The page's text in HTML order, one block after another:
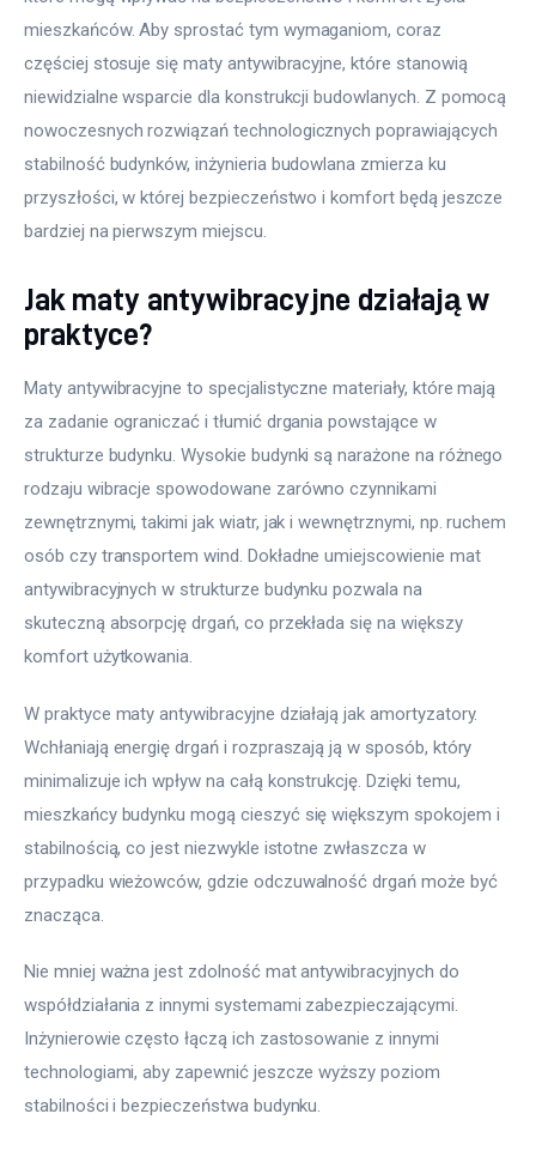
mieszkańców. Aby sprostać tym wymaganiom, coraz
częściej stosuje się maty antywibracyjne, które stanowią
niewidzialne wsparcie dla konstrukcji budowlanych. Z pomocą
nowoczesnych rozwiązań technologicznych poprawiających
stabilność budynków, inżynieria budowlana zmierza ku
przyszłości, w której bezpieczeństwo i komfort będą jeszcze
bardziej na pierwszym miejscu.
Jak maty antywibracyjne działają w
praktyce?
Maty antywibracyjne to specjalistyczne materiały, które mają
za zadanie ograniczać i tłumić drgania powstające w
strukturze budynku. Wysokie budynki są narażone na różnego
rodzaju wibracje spowodowane zarówno czynnikami
zewnętrznymi, takimi jak wiatr, jak i wewnętrznymi, np. ruchem
osób czy transportem wind. Dokładne umiejscowienie mat
antywibracyjnych w strukturze budynku pozwala na
skuteczną absorpcję drgań, co przekłada się na większy
komfort użytkowania.
W praktyce maty antywibracyjne działają jak amortyzatory.
Wchłaniają energię drgań i rozpraszają ją w sposób, który
minimalizuje ich wpływ na całą konstrukcję. Dzięki temu,
mieszkańcy budynku mogą cieszyć się większym spokojem i
stabilnością, co jest niezwykle istotne zwłaszcza w
przypadku wieżowców, gdzie odczuwalność drgań może być
znacząca.
Nie mniej ważna jest zdolność mat antywibracyjnych do
współdziałania z innymi systemami zabezpieczającymi.
Inżynierowie często łączą ich zastosowanie z innymi
technologiami, aby zapewnić jeszcze wyższy poziom
stabilności i bezpieczeństwa budynku.